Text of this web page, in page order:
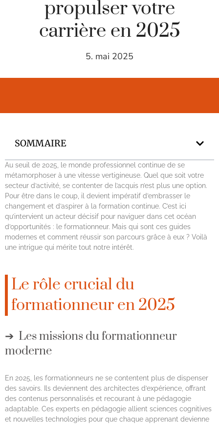
propulser votre
carrière en 2025
5. mai 2025
SOMMAIRE
Au seuil de 2025, le monde professionnel continue de se
métamorphoser à une vitesse vertigineuse. Quel que soit votre
secteur d’activité, se contenter de l’acquis n’est plus une option.
Pour être dans le coup, il devient impératif d’embrasser le
changement et d’aspirer à la formation continue. C’est ici
qu’intervient un acteur décisif pour naviguer dans cet océan
d’opportunités : le formationneur. Mais qui sont ces guides
modernes et comment réussir son parcours grâce à eux ? Voilà
une intrigue qui mérite tout notre intérêt.
Le rôle crucial du
formationneur en 2025
Les missions du formationneur
moderne
En 2025, les formationneurs ne se contentent plus de dispenser
des savoirs. Ils deviennent des architectes d’expérience, offrant
des contenus personnalisés et recourant à une pédagogie
adaptable. Ces experts en pédagogie allient sciences cognitives
et nouvelles technologies pour que chaque apprenant devienne